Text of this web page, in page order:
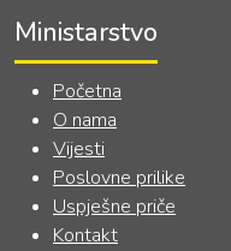
Ministarstvo
Početna
O nama
Vijesti
Poslovne prilike
Uspješne priče
Kontakt